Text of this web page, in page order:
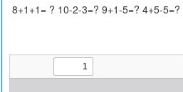
8+1+1= ? 10-2-3=? 9+1-5=? 4+5-5=?